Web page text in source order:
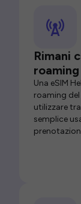
Rimani
roaming
Una eSIM
roaming
utilizzare
semplice